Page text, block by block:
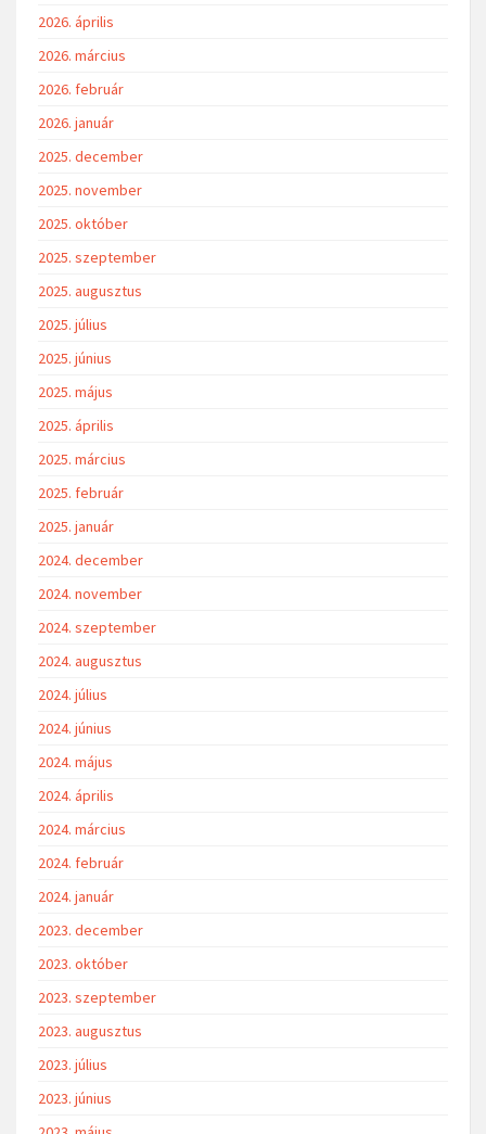
2026. április
2026. március
2026. február
2026. január
2025. december
2025. november
2025. október
2025. szeptember
2025. augusztus
2025. július
2025. június
2025. május
2025. április
2025. március
2025. február
2025. január
2024. december
2024. november
2024. szeptember
2024. augusztus
2024. július
2024. június
2024. május
2024. április
2024. március
2024. február
2024. január
2023. december
2023. október
2023. szeptember
2023. augusztus
2023. július
2023. június